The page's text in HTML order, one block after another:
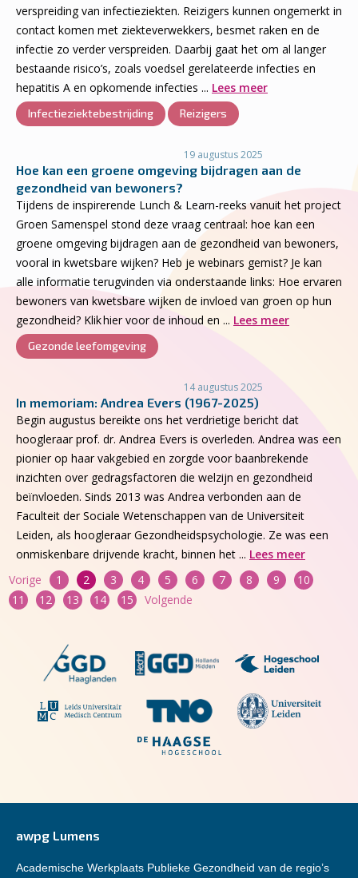
verspreiding van infectieziekten. Reizigers kunnen ongemerkt in
contact komen met ziekteverwekkers, besmet raken en de
infectie zo verder verspreiden. Daarbij gaat het om al langer
bestaande risico’s, zoals voedsel gerelateerde infecties en
hepatitis A en opkomende infecties ... Lees meer
Infectieziektebestrijding Reizigers
19 augustus 2025
Hoe kan een groene omgeving bijdragen aan de
gezondheid van bewoners?
Tijdens de inspirerende Lunch & Learn-reeks vanuit het project
Groen Samenspel stond deze vraag centraal: hoe kan een
groene omgeving bijdragen aan de gezondheid van bewoners,
vooral in kwetsbare wijken? Heb je webinars gemist? Je kan
alle informatie terugvinden via onderstaande links: Hoe ervaren
bewoners van kwetsbare wijken de invloed van groen op hun
gezondheid? Klik hier voor de inhoud en ... Lees meer
Gezonde leefomgeving
14 augustus 2025
In memoriam: Andrea Evers (1967-2025)
Begin augustus bereikte ons het verdrietige bericht dat
hoogleraar prof. dr. Andrea Evers is overleden. Andrea was een
pionier op haar vakgebied en zorgde voor baanbrekende
inzichten over gedragsfactoren die welzijn en gezondheid
beïnvloeden. Sinds 2013 was Andrea verbonden aan de
Faculteit der Sociale Wetenschappen van de Universiteit
Leiden, als hoogleraar Gezondheidspsychologie. Ze was een
onmiskenbare drijvende kracht, binnen het ... Lees meer
Berichten
paginering
Vorige 1 2 3 4 5 6 7 8 9
10
11
12 13 14 15 Volgende
awpg Lumens
Academische Werkplaats Publieke Gezondheid van de regio’s